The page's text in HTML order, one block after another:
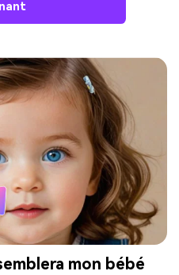
mon bébé